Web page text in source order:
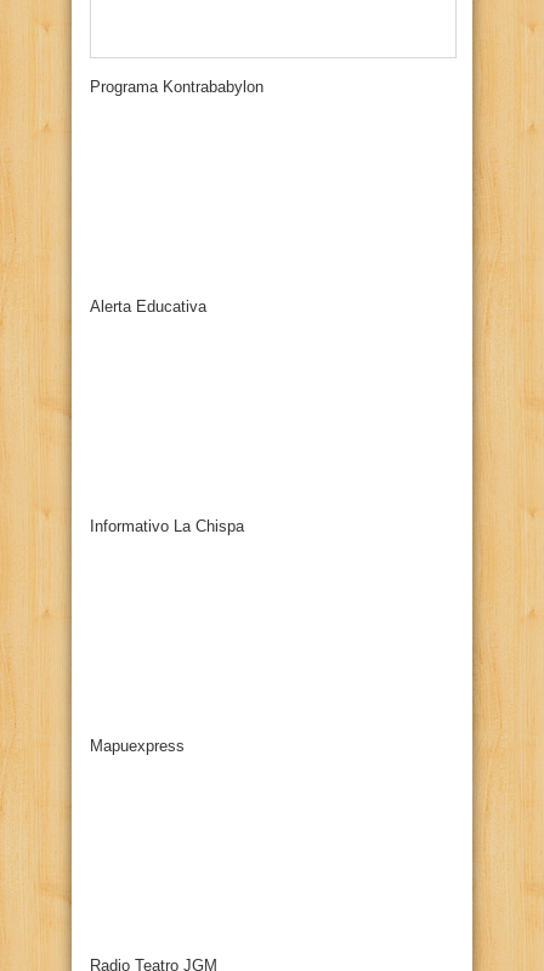
Programa Kontrababylon
Alerta Educativa
Informativo La Chispa
Mapuexpress
Radio Teatro JGM